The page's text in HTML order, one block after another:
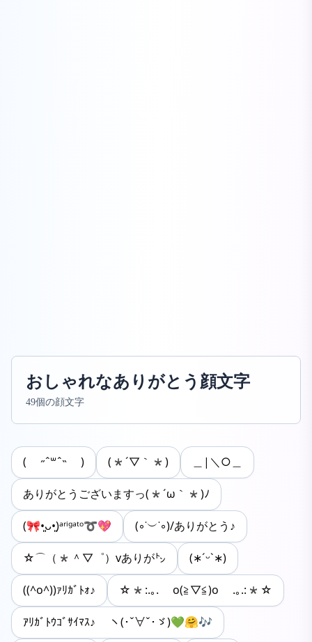
おしゃれなありがとう顔文字
49個の顔文字
( ˶ˆ꒳ˆ˵ ) (*´▽｀*) ＿|＼○＿
ありがとうございますっ(*´ω｀*)ﾉ
(🎀•͈ᴗ•͈)ᵃʳⁱᵍᵃᵗᵒ➰💖 (◦˙︶˙◦)/ありがとう♪
☆⌒（*＾▽゜）vありが㌧ (∗ˊᵕ`∗)
((^o^))ｧﾘｶﾞﾄｫ♪ ☆*:.｡. o(≧▽≦)o .｡.:*☆
ｱﾘｶﾞﾄｳｺﾞｻｲﾏｽ♪ ヽ(･ˇ∀ˇ･ゞ)💚🤗🎶